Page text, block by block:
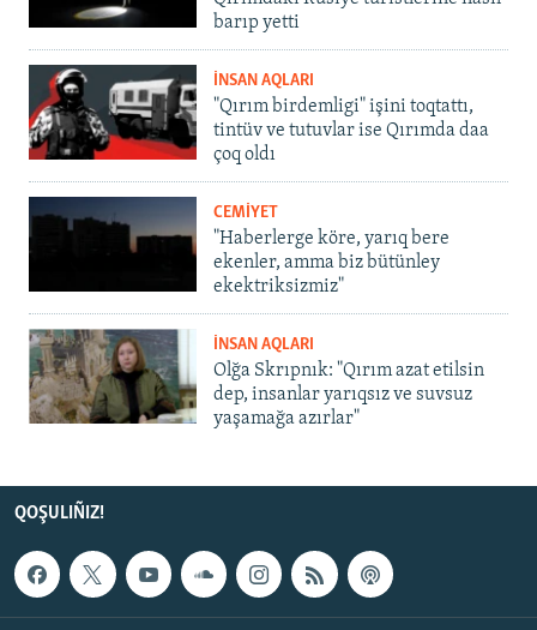
barıp yetti
İNSAN AQLARI
"Qırım birdemligi" işini toqtattı,
tintüv ve tutuvlar ise Qırımda daa
çoq oldı
CEMİYET
"Haberlerge köre, yarıq bere
ekenler, amma biz bütünley
ekektriksizmiz"
İNSAN AQLARI
Olğa Skrıpnık: "Qırım azat etilsin
dep, insanlar yarıqsız ve suvsuz
yaşamağa azırlar"
QOŞULIÑIZ!